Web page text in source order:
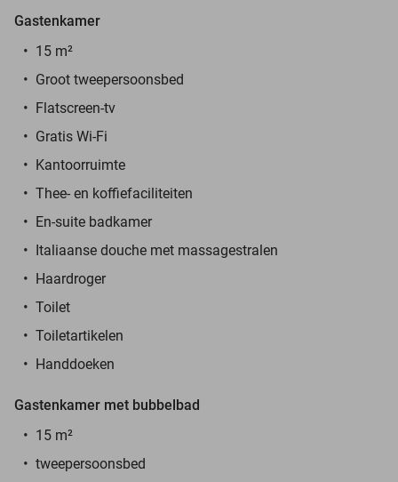
Gastenkamer
15 m²
Groot tweepersoonsbed
Flatscreen-tv
Gratis Wi-Fi
Kantoorruimte
Thee- en koffiefaciliteiten
En-suite badkamer
Italiaanse douche met massagestralen
Haardroger
Toilet
Toiletartikelen
Handdoeken
Gastenkamer met bubbelbad
15 m²
tweepersoonsbed